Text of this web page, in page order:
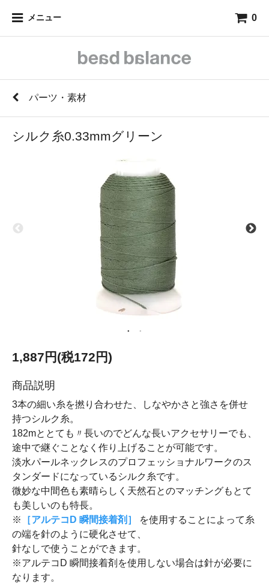
メニュー 0
パーツ・素材
シルク糸0.33mmグリーン
1,887円(税172円)
商品説明
3本の細い糸を撚り合わせた、しなやかさと強さを併せ
持つシルク糸。
182mととても〃長いのでどんな長いアクセサリーでも、
途中で継ぐことなく作り上げることが可能です。
淡水パールネックレスのプロフェッショナルワークのス
タンダードになっているシルク糸です。
微妙な中間色も素晴らしく天然石とのマッチングもとて
も美しいのも特長。
※
［アルテコD 瞬間接着剤］
を使用することによって糸
の端を針のように硬化させて、
針なしで使うことができます。
※アルテコD 瞬間接着剤を使用しない場合は針が必要に
なります。